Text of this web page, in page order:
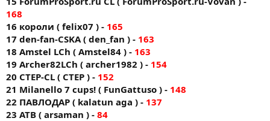
168
16 короли ( felix07 ) - 165
17 den-fan-CSKA ( den_fan ) - 163
18 Amstel LCh ( Amstel84 ) - 163
19 Archer82LCh ( archer1982 ) - 154
20 CTEP-CL ( CTEP ) - 152
21 Milanello 7 cups! ( FunGattuso ) - 148
22 ПАВЛОДАР ( kalatun aga ) - 137
23 ATB ( arsaman ) - 84